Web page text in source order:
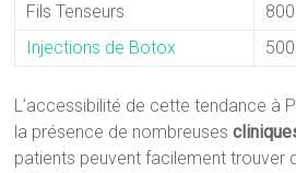
Fils Tenseurs
Injections de Botox
L’accessibilité de cette tendance à
la présence de nombreuses
patients peuvent facilement trouver